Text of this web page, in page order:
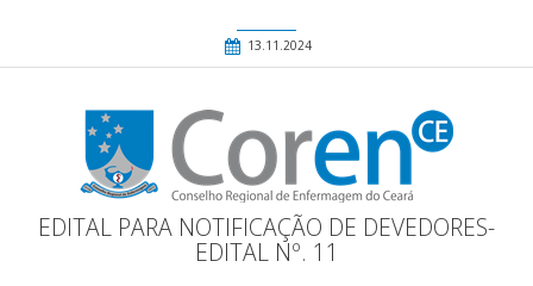
13.11.2024
EDITAL PARA NOTIFICAÇÃO DE DEVEDORES-
EDITAL Nº. 11